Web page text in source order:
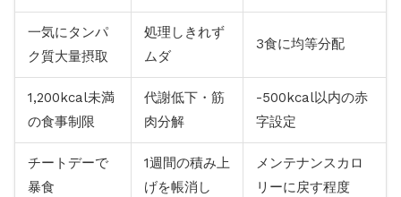
一気にタンパ
ク質大量摂取
処理しきれず
ムダ
3食に均等分配
1,200kcal未満
の食事制限
代謝低下・筋
肉分解
-500kcal以内の赤
字設定
チートデーで
暴食
1週間の積み上
げを帳消し
メンテナンスカロ
リーに戻す程度